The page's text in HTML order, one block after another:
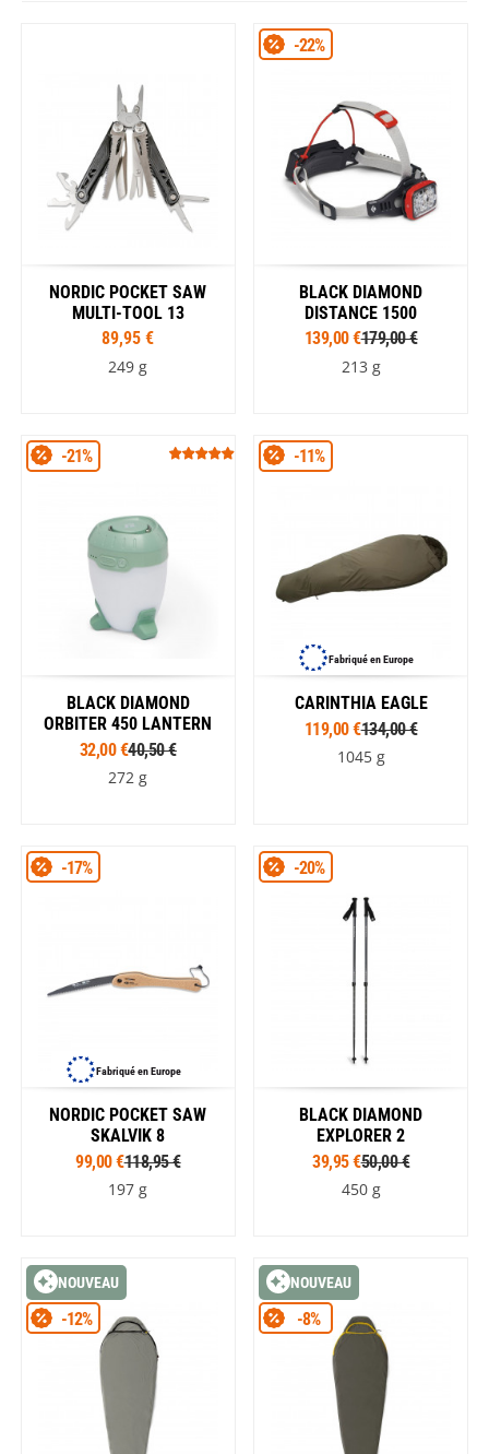
NORDIC POCKET SAW
MULTI-TOOL 13
89,95 €
249 g
BLACK DIAMOND
DISTANCE 1500
139,00 €179,00 €
-22%
213 g
BLACK DIAMOND
ORBITER 450 LANTERN
32,00 €40,50 €
-21%
272 g
Fabriqué en Europe
CARINTHIA EAGLE
119,00 €134,00 €
-11%
1045 g
Fabriqué en Europe
NORDIC POCKET SAW
SKALVIK 8
99,00 €118,95 €
-17%
197 g
BLACK DIAMOND
EXPLORER 2
39,95 €50,00 €
-20%
450 g
NOUVEAU
-12%
NOUVEAU
-8%